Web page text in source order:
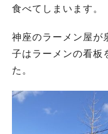
食べてしまいます。
神座のラーメン屋が
子はラーメンの看板
た。